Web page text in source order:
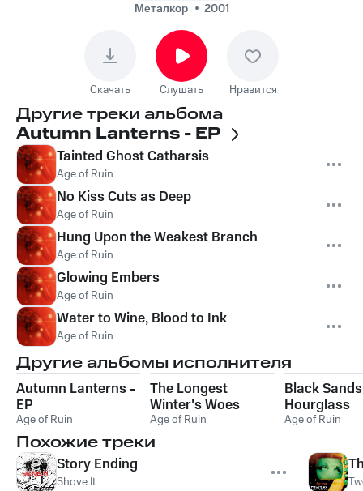
Металкор
2001
Скачать Слушать Нравится
Другие треки альбома
Autumn Lanterns - EP
Tainted Ghost Catharsis
Age of Ruin
No Kiss Cuts as Deep
Age of Ruin
Hung Upon the Weakest Branch
Age of Ruin
Glowing Embers
Age of Ruin
Water to Wine, Blood to Ink
Age of Ruin
Другие альбомы исполнителя
Autumn Lanterns -
EP
Age of Ruin
The Longest
Winter's Woes
Age of Ruin
Black
Hourglass
Age of Ruin
Похожие треки
Story Ending
Shove It